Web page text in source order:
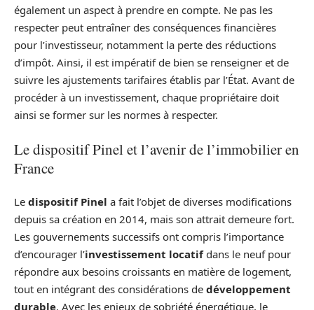
également un aspect à prendre en compte. Ne pas les
respecter peut entraîner des conséquences financières
pour l’investisseur, notamment la perte des réductions
d’impôt. Ainsi, il est impératif de bien se renseigner et de
suivre les ajustements tarifaires établis par l’État. Avant de
procéder à un investissement, chaque propriétaire doit
ainsi se former sur les normes à respecter.
Le dispositif Pinel et l’avenir de l’immobilier en
France
Le dispositif Pinel a fait l’objet de diverses modifications
depuis sa création en 2014, mais son attrait demeure fort.
Les gouvernements successifs ont compris l’importance
d’encourager l’investissement locatifdans le neuf pour
répondre aux besoins croissants en matière de logement,
tout en intégrant des considérations de développement
durable. Avec les enjeux de sobriété énergétique, le